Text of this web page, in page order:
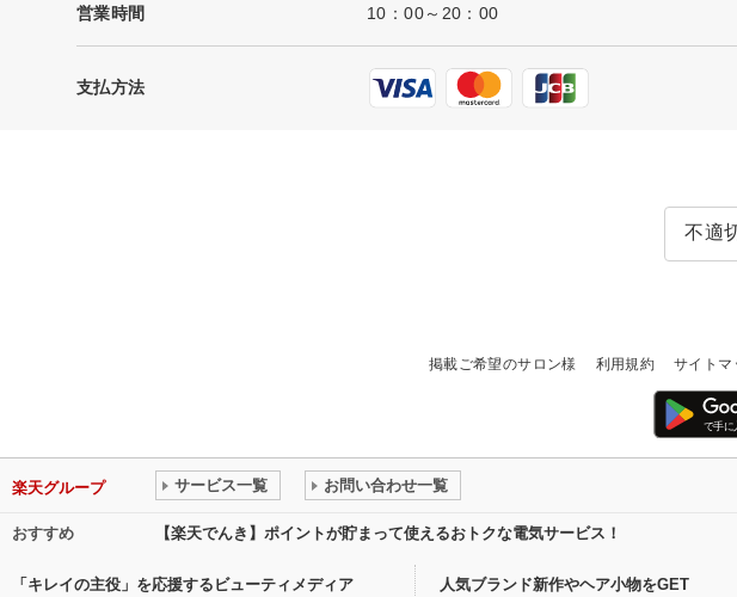
営業時間 10：00～20：00
支払方法
不適
掲載ご希望のサロン様 利用規約 サイトマ
楽天グループ サービス一覧 お問い合わせ一覧
おすすめ 【楽天でんき】ポイントが貯まって使えるおトクな電気サービス！
「キレイの主役」を応援するビューティメディア 人気ブランド新作やヘア小物をGET